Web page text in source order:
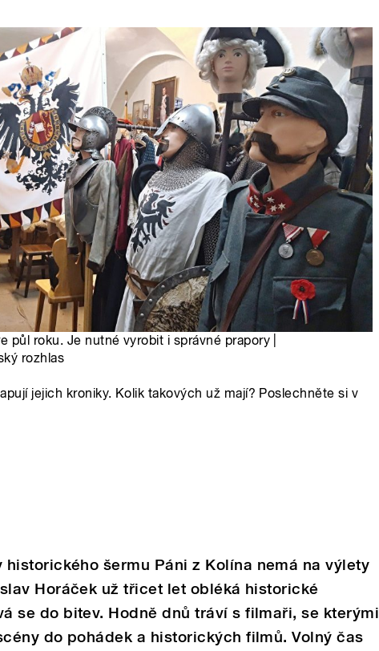
půl roku. Je nutné vyrobit i správné prapory |
rozhlas
jejich kroniky. Kolik takových už mají? Poslechněte si v
historického šermu Páni z Kolína nemá na výlety
Horáček už třicet let obléká historické
se do bitev. Hodně dnů tráví s filmaři, se kterými
do pohádek a historických filmů. Volný čas